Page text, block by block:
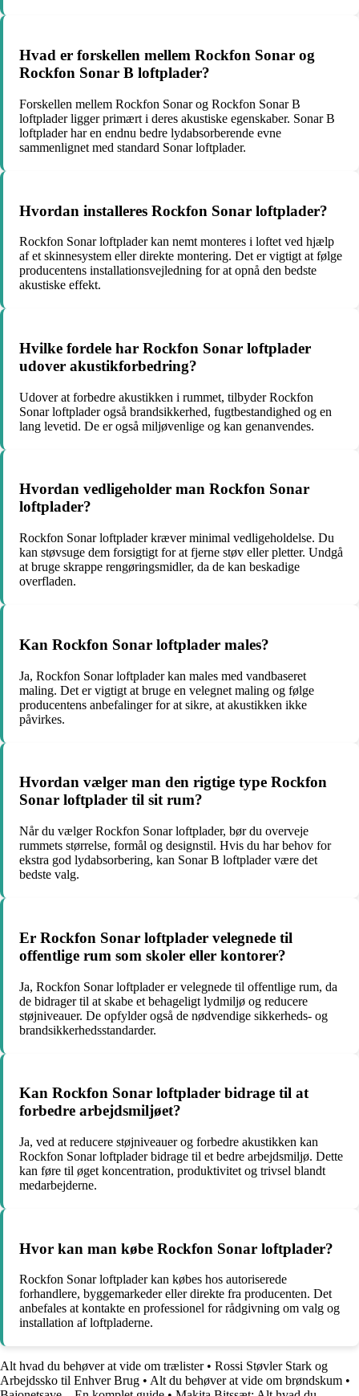
Hvad er forskellen mellem Rockfon Sonar og
Rockfon Sonar B loftplader?
Forskellen mellem Rockfon Sonar og Rockfon Sonar B
loftplader ligger primært i deres akustiske egenskaber. Sonar B
loftplader har en endnu bedre lydabsorberende evne
sammenlignet med standard Sonar loftplader.
Hvordan installeres Rockfon Sonar loftplader?
Rockfon Sonar loftplader kan nemt monteres i loftet ved hjælp
af et skinnesystem eller direkte montering. Det er vigtigt at følge
producentens installationsvejledning for at opnå den bedste
akustiske effekt.
Hvilke fordele har Rockfon Sonar loftplader
udover akustikforbedring?
Udover at forbedre akustikken i rummet, tilbyder Rockfon
Sonar loftplader også brandsikkerhed, fugtbestandighed og en
lang levetid. De er også miljøvenlige og kan genanvendes.
Hvordan vedligeholder man Rockfon Sonar
loftplader?
Rockfon Sonar loftplader kræver minimal vedligeholdelse. Du
kan støvsuge dem forsigtigt for at fjerne støv eller pletter. Undgå
at bruge skrappe rengøringsmidler, da de kan beskadige
overfladen.
Kan Rockfon Sonar loftplader males?
Ja, Rockfon Sonar loftplader kan males med vandbaseret
maling. Det er vigtigt at bruge en velegnet maling og følge
producentens anbefalinger for at sikre, at akustikken ikke
påvirkes.
Hvordan vælger man den rigtige type Rockfon
Sonar loftplader til sit rum?
Når du vælger Rockfon Sonar loftplader, bør du overveje
rummets størrelse, formål og designstil. Hvis du har behov for
ekstra god lydabsorbering, kan Sonar B loftplader være det
bedste valg.
Er Rockfon Sonar loftplader velegnede til
offentlige rum som skoler eller kontorer?
Ja, Rockfon Sonar loftplader er velegnede til offentlige rum, da
de bidrager til at skabe et behageligt lydmiljø og reducere
støjniveauer. De opfylder også de nødvendige sikkerheds- og
brandsikkerhedsstandarder.
Kan Rockfon Sonar loftplader bidrage til at
forbedre arbejdsmiljøet?
Ja, ved at reducere støjniveauer og forbedre akustikken kan
Rockfon Sonar loftplader bidrage til et bedre arbejdsmiljø. Dette
kan føre til øget koncentration, produktivitet og trivsel blandt
medarbejderne.
Hvor kan man købe Rockfon Sonar loftplader?
Rockfon Sonar loftplader kan købes hos autoriserede
forhandlere, byggemarkeder eller direkte fra producenten. Det
anbefales at kontakte en professionel for rådgivning om valg og
installation af loftpladerne.
Alt hvad du behøver at vide om trælister• Rossi Støvler Stark og
Arbejdssko til Enhver Brug • Alt du behøver at vide om brøndskum •